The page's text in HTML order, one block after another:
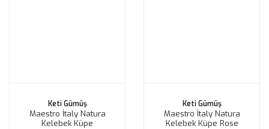
Keti Gümüş
Maestro İtaly Natura
Kelebek Küpe
Keti Gümüş
Maestro İtaly Natura
Kelebek Küpe Rose